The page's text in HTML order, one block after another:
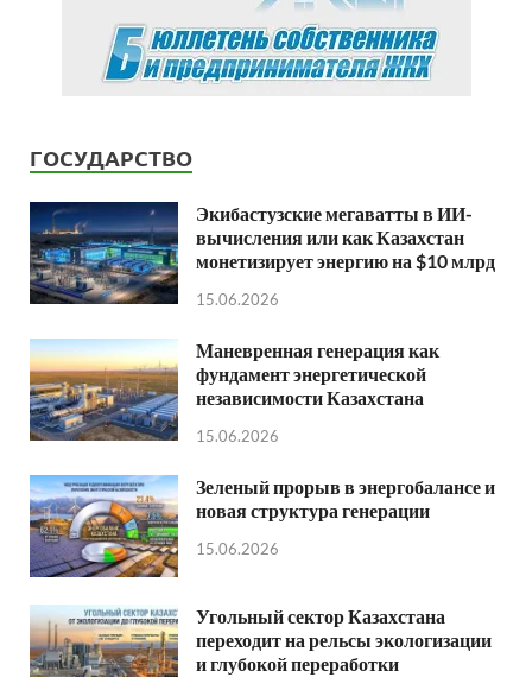
ГОСУДАРСТВО
Экибастузские мегаватты в ИИ-
вычисления или как Казахстан
монетизирует энергию на $10 млрд
15.06.2026
Маневренная генерация как
фундамент энергетической
независимости Казахстана
15.06.2026
Зеленый прорыв в энергобалансе и
новая структура генерации
15.06.2026
Угольный сектор Казахстана
переходит на рельсы экологизации
и глубокой переработки